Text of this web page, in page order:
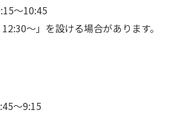
～10:45
～」を設ける場合があります。
～9:15